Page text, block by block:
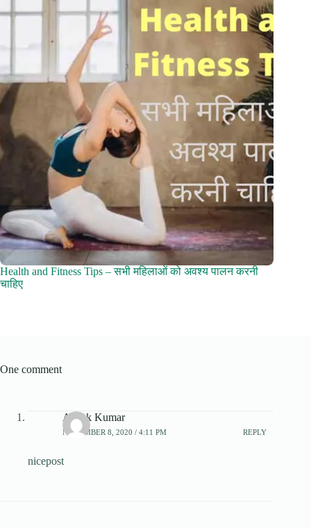
Health and Fitness Tips – सभी महिलाओं को अवश्य पालन करनी
चाहिए
One comment
Ashok Kumar
NOVEMBER 8, 2020 / 4:11 PM REPLY
nicepost